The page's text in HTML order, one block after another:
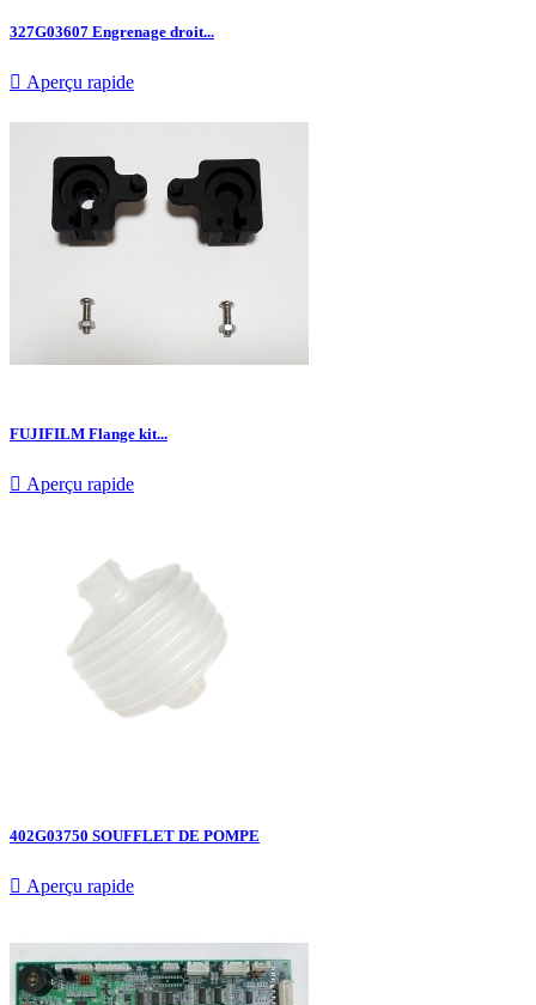
327G03607 Engrenage droit...
 Aperçu rapide
FUJIFILM Flange kit...
 Aperçu rapide
402G03750 SOUFFLET DE POMPE
 Aperçu rapide